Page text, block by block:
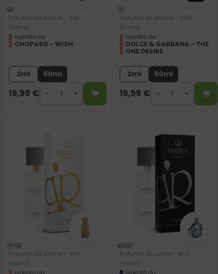
Profumo da donna – 543
(50ml)
Ispirato da:
CHOPARD - WISH
2ml 50ml
19,99 €
Profumo da donna – 568
(50ml)
Ispirato da:
DOLCE & GABBANA - THE
ONE DESIRE
2ml 50ml
19,99 €
Profumo da donna – 885
(50ml)
Profumo da uomo – 653
(50ml)